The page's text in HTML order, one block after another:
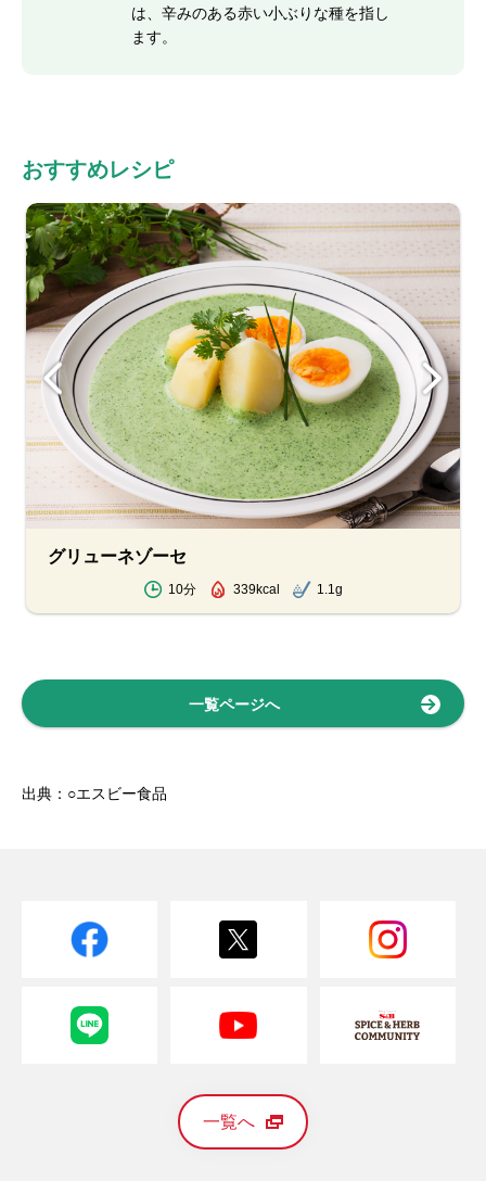
は、辛みのある赤い小ぶりな種を指し
ます。
おすすめレシピ
グリューネゾーセ
10分 339kcal 1.1g
一覧ページへ
出典：○エスビー食品
一覧へ